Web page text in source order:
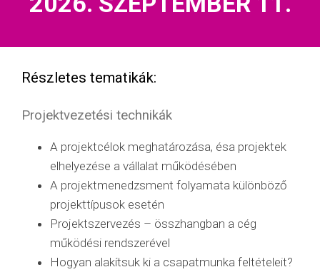
Részletes tematikák:
Projektvezetési technikák
A projektcélok meghatározása, ésa projektek
elhelyezése a vállalat működésében
A projektmenedzsment folyamata különböző
projekttípusok esetén
Projektszervezés – összhangban a cég
működési rendszerével
Hogyan alakítsuk ki a csapatmunka feltételeit?